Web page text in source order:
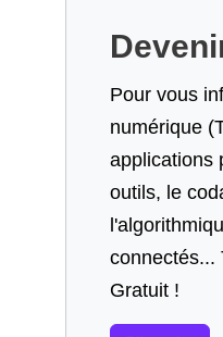
Pour vous
numérique
applications
outils, le
connectés...
Gratuit !